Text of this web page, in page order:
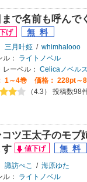
まで名前も呼んで
三月叶姫 / whimhalooo
ル：
ライトノベル
レーベル： Celicaノベルス
1～4巻
価格： 228pt～
（4.3） 投稿数98
ツ王太子のモブ
す
諏訪ぺこ / 海原ゆた
ル：
ライトノベル